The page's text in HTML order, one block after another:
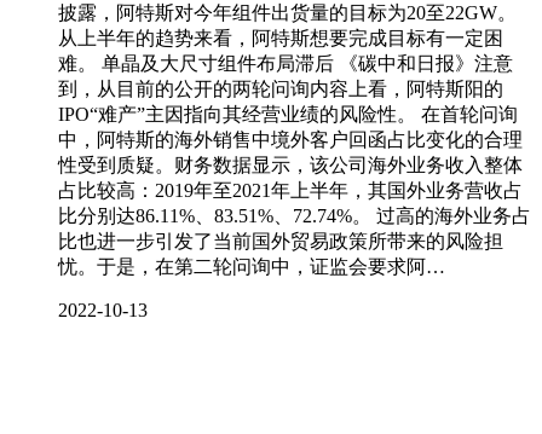
披露，阿特斯对今年组件出货量的目标为20至22GW。
从上半年的趋势来看，阿特斯想要完成目标有一定困
难。 单晶及大尺寸组件布局滞后 《碳中和日报》注意
到，从目前的公开的两轮问询内容上看，阿特斯阳的
IPO“难产”主因指向其经营业绩的风险性。 在首轮问询
中，阿特斯的海外销售中境外客户回函占比变化的合理
性受到质疑。财务数据显示，该公司海外业务收入整体
占比较高：2019年至2021年上半年，其国外业务营收占
比分别达86.11%、83.51%、72.74%。 过高的海外业务占
比也进一步引发了当前国外贸易政策所带来的风险担
忧。于是，在第二轮问询中，证监会要求阿…
2022-10-13